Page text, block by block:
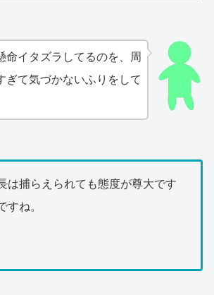
命イタズラしてるのを、周
ぎて気づかないふりをして
は捕らえられても態度が尊大です
すね。